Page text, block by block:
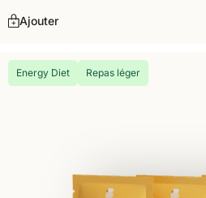
Ajouter
Energy Diet Repas léger